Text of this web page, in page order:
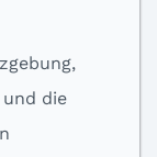
die